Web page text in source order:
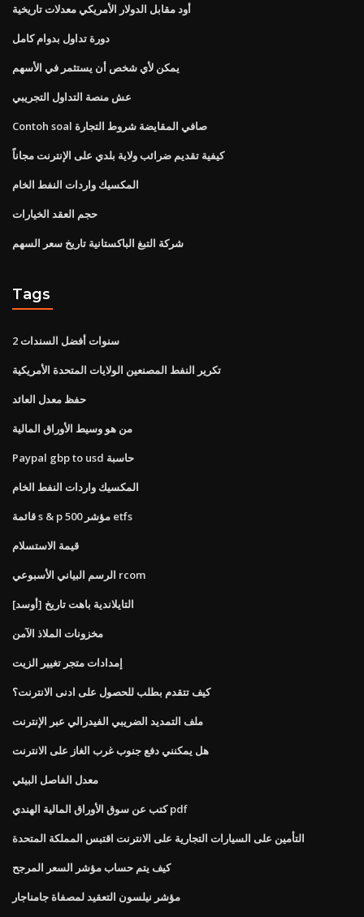
أود مقابل الدولار الأمريكي معدلات تاريخية
دورة تداول بدوام كامل
يمكن لأي شخص أن يستثمر في الأسهم
عش منصة التداول التجريبي
Contoh soal صافي المقايضة شروط التجارة
كيفية تقديم ضرائب ولاية بلدي على الإنترنت مجاناً
المكسيك واردات النفط الخام
حجم العقد الخيارات
شركة التبغ الباكستانية تاريخ سعر السهم
Tags
2 سنوات أفضل السندات
تكرير النفط المصنعين الولايات المتحدة الأمريكية
حفظ معدل العائد
من هو وسيط الأوراق المالية
Paypal gbp to usd حاسبة
المكسيك واردات النفط الخام
قائمة s & p 500 مؤشر etfs
قيمة الاستسلام
الرسم البياني الأسبوعي rcom
[أوسد] التايلاندية باهت تاريخ
مخزونات الملاذ الآمن
إمدادات متجر تغيير الزيت
كيف تتقدم بطلب للحصول على ادنى الانترنت؟
ملف التمديد الضريبي الفيدرالي عبر الإنترنت
هل يمكنني دفع جنوب غرب الغاز على الانترنت
معدل الفاصل البيئي
كتب عن سوق الأوراق المالية الهندي pdf
التأمين على السيارات التجارية على الانترنت اقتبس المملكة المتحدة
كيف يتم حساب مؤشر السعر المرجح
مؤشر نيلسون التعقيد لمصفاة جامناجار